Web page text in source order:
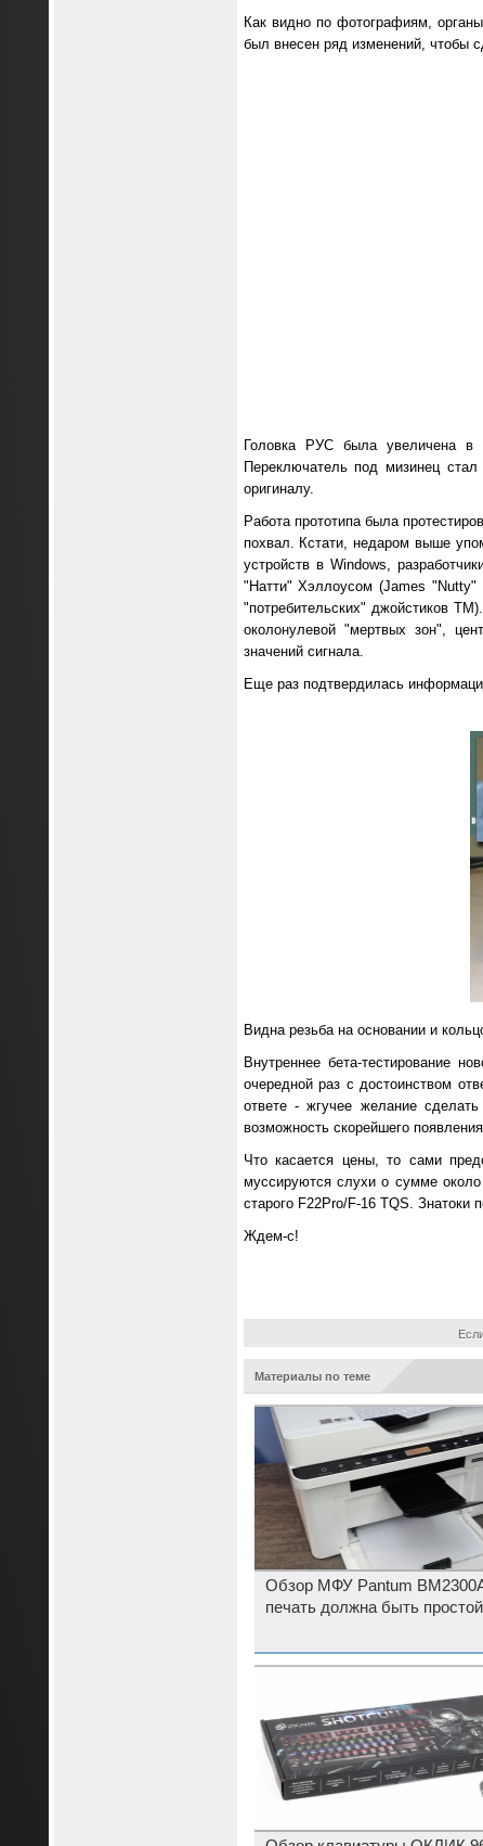
Как видно по фотографиям,
был внесен ряд изменений, чтобы
Головка РУС была увеличена в
Переключатель под мизинец
оригиналу.
Работа прототипа была
похвал. Кстати, недаром выше
устройств в Windows,
"Натти" Хэллоусом (James "Nutty"
"потребительских" джойстиков
околонулевой "мертвых зон",
значений сигнала.
Еще раз подтвердилась
Видна резьба на основании и
Внутреннее бета-тестирование
очередной раз с достоинством
ответе - жгучее желание
возможность скорейшего
Что касается цены, то сами
муссируются слухи о сумме
старого F22Pro/F-16 TQS. Знатоки
Ждем-с!
Материалы по теме
Обзор МФУ Pantum
печать должна быть простой